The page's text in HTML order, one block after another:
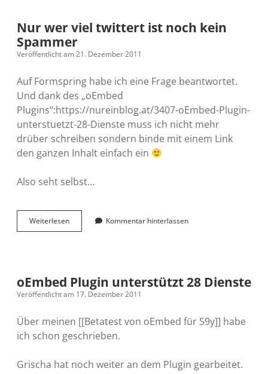
Nur wer viel twittert ist noch kein
Spammer
Veröffentlicht am 21. Dezember 2011
Auf Formspring habe ich eine Frage beantwortet.
Und dank des „oEmbed
Plugins“:https://nureinblog.at/3407-oEmbed-Plugin-
unterstuetzt-28-Dienste muss ich nicht mehr
drüber schreiben sondern binde mit einem Link
den ganzen Inhalt einfach ein
Also seht selbst…
WeiterlesenNur
wer
kein
Spammer
Kommentar hinterlassen
oEmbed Plugin unterstützt 28 Dienste
Veröffentlicht am 17. Dezember 2011
Über meinen [[Betatest von oEmbed für S9y]] habe
ich schon geschrieben.
Grischa hat noch weiter an dem Plugin gearbeitet.